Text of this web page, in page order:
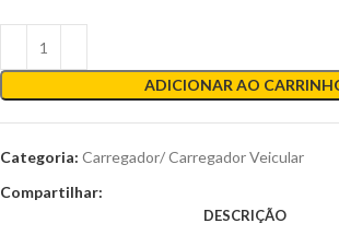
ADICIONAR AO
Categoria: Carregador/ Carregador Veicular
Compartilhar:
DESCRIÇÃO